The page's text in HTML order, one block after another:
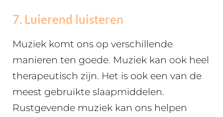
7. Luierend luisteren
Muziek komt ons op verschillende
manieren ten goede. Muziek kan ook heel
therapeutisch zijn. Het is ook een van de
meest gebruikte slaapmiddelen.
Rustgevende muziek kan ons helpen